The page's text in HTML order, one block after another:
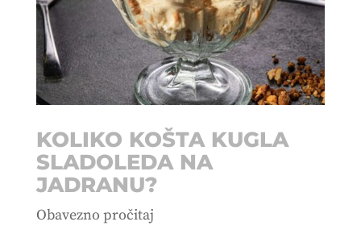
KOLIKO KOŠTA KUGLA
SLADOLEDA NA
JADRANU?
Obavezno pročitaj